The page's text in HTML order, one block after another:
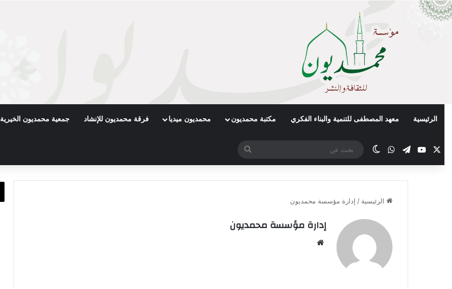
الرئيسية معهد المصطفى للتنمية والبناء الفكري مكتبة محمديون محمديون ميديا فرقة محمديون للإنشاد جمعية محمديون الخيرية
يوتيوبتيلقرامواتسابالوضع المظلم
بحث
عن
الرئيسية / إدارة مؤسسة محمديون
إدارة مؤسسة محمديون